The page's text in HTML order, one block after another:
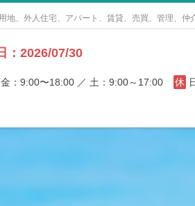
、外人住宅、アパート、賃貸、売買、管理、仲
：2026/07/30
金：9:00〜18:00 ／ 土：9:00～17:00 休